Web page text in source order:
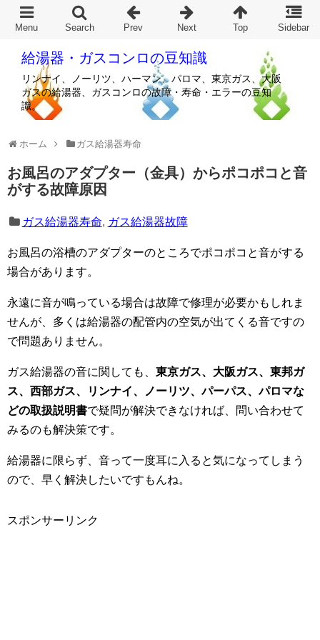
給湯器・ガスコンロの豆知識
リンナイ、ノーリツ、ハーマン、パロマ、東京ガス、大阪
ガスの給湯器、ガスコンロの故障・寿命・エラーの豆知
識。
ホーム ガス給湯器寿命
お風呂のアダプター（金具）からポコポコと音
がする故障原因
ガス給湯器寿命, ガス給湯器故障
お風呂の浴槽のアダプターのところでポコポコと音がする
場合があります。
永遠に音が鳴っている場合は故障で修理が必要かもしれま
せんが、多くは給湯器の配管内の空気が出てくる音ですの
で問題ありません。
ガス給湯器の音に関しても、 東京ガス、大阪ガス、東邦ガ
ス、西部ガス、リンナイ、ノーリツ、パーパス、パロマな
どの取扱説明書で疑問が解決できなければ、問い合わせて
みるのも解決策です。
給湯器に限らず、音って一度耳に入ると気になってしまう
ので、早く解決したいですもんね。
スポンサーリンク